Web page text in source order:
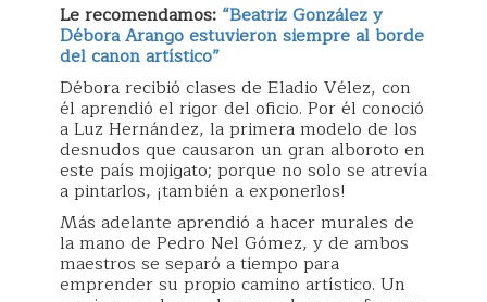
Le recomendamos: “Beatriz González y
Débora Arango estuvieron siempre al borde
del canon artístico”
Débora recibió clases de Eladio Vélez, con
él aprendió el rigor del oficio. Por él conoció
a Luz Hernández, la primera modelo de los
desnudos que causaron un gran alboroto en
este país mojigato; porque no solo se atrevía
a pintarlos, ¡también a exponerlos!
Más adelante aprendió a hacer murales de
la mano de Pedro Nel Gómez, y de ambos
maestros se separó a tiempo para
emprender su propio camino artístico. Un